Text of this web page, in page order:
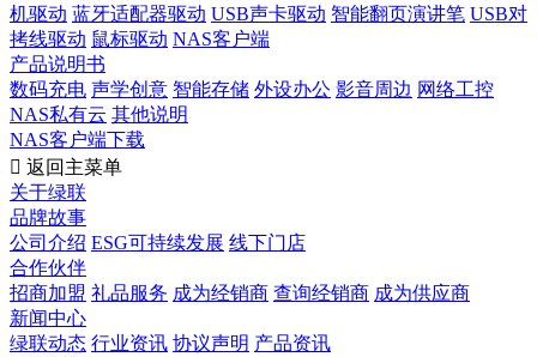
机驱动 蓝牙适配器驱动 USB声卡驱动 智能翻页演讲笔 USB对
拷线驱动 鼠标驱动 NAS客户端
产品说明书
数码充电 声学创意 智能存储 外设办公 影音周边 网络工控
NAS私有云 其他说明
NAS客户端下载
 返回主菜单
关于绿联
品牌故事
公司介绍 ESG可持续发展 线下门店
合作伙伴
招商加盟 礼品服务 成为经销商 查询经销商 成为供应商
新闻中心
绿联动态 行业资讯 协议声明 产品资讯